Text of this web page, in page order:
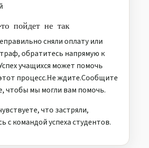
пойдет не так
сняли оплату или
обратитесь напрямую к
учащихся может помочь
процесс.Не ждите.Сообщите
чтобы мы могли вам помочь.
что застряли,
с командой успеха студентов.